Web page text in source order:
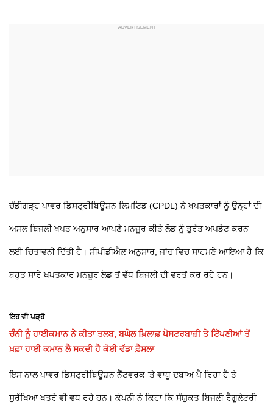
ਚੰਡੀਗੜ੍ਹ ਪਾਵਰ ਡਿਸਟ੍ਰੀਬਿਊਸ਼ਨ ਲਿਮਟਿਡ (CPDL) ਨੇ ਖਪਤਕਾਰਾਂ ਨੂੰ ਉਨ੍ਹਾਂ ਦੀ
ਅਸਲ ਬਿਜਲੀ ਖਪਤ ਅਨੁਸਾਰ ਆਪਣੇ ਮਨਜ਼ੂਰ ਕੀਤੇ ਲੋਡ ਨੂੰ ਤੁਰੰਤ ਅਪਡੇਟ ਕਰਨ
ਲਈ ਚਿਤਾਵਨੀ ਦਿੱਤੀ ਹੈ। ਸੀਪੀਡੀਐਲ ਅਨੁਸਾਰ, ਜਾਂਚ ਵਿਚ ਸਾਹਮਣੇ ਆਇਆ ਹੈ ਕਿ
ਬਹੁਤ ਸਾਰੇ ਖਪਤਕਾਰ ਮਨਜ਼ੂਰ ਲੋਡ ਤੋਂ ਵੱਧ ਬਿਜਲੀ ਦੀ ਵਰਤੋਂ ਕਰ ਰਹੇ ਹਨ।
ਇਹ ਵੀ ਪੜ੍ਹੋ
ਚੰਨੀ ਨੂੰ ਹਾਈਕਮਾਨ ਨੇ ਕੀਤਾ ਤਲਬ, ਬਘੇਲ ਖ਼ਿਲਾਫ਼ ਪੋਸਟਰਬਾਜ਼ੀ ਤੇ ਟਿੱਪਣੀਆਂ ਤੋਂ
ਖ਼ਫ਼ਾ ਹਾਈ ਕਮਾਨ ਲੈ ਸਕਦੀ ਹੈ ਕੋਈ ਵੱਡਾ ਫ਼ੈਸਲਾ
ਇਸ ਨਾਲ ਪਾਵਰ ਡਿਸਟ੍ਰੀਬਿਊਸ਼ਨ ਨੈੱਟਵਰਕ 'ਤੇ ਵਾਧੂ ਦਬਾਅ ਪੈ ਰਿਹਾ ਹੈ ਤੇ
ਸੁਰੱਖਿਆ ਖਤਰੇ ਵੀ ਵਧ ਰਹੇ ਹਨ। ਕੰਪਨੀ ਨੇ ਕਿਹਾ ਕਿ ਸੰਯੁਕਤ ਬਿਜਲੀ ਰੈਗੂਲੇਟਰੀ